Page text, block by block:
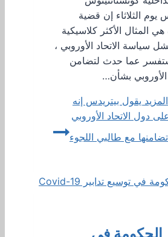
يوم الثلاثاء إن قضية
هي المثال الأكثر كلاسيكية
سياسة الاتحاد الأوروبي ،
عما حدث لتضامن
الأوروبي بشأن…
يقول بيتريدس إنه
دول الاتحاد الأوروبي
مع طالبي اللجوء